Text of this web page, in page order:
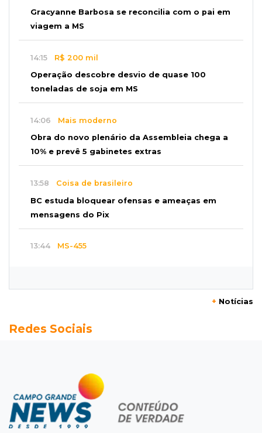
Gracyanne Barbosa se reconcilia com o pai em
viagem a MS
14:15 R$ 200 mil
Operação descobre desvio de quase 100
toneladas de soja em MS
14:06 Mais moderno
Obra do novo plenário da Assembleia chega a
10% e prevê 5 gabinetes extras
13:58 Coisa de brasileiro
BC estuda bloquear ofensas e ameaças em
mensagens do Pix
13:44 MS-455
Novos projetos somam R$ 460 milhões e
RankBrasil
Produtor de MS entra no livro dos recordes
com colheita de 2,6 mil t de milho
+ Notícias
Redes Sociais